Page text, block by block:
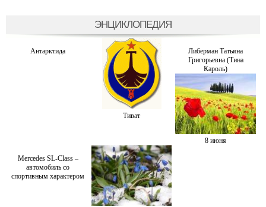
ЭНЦИКЛОПЕДИЯ
Антарктида
Тиват
Либерман Татьяна
Григорьевна (Тина
Кароль)
8 июня
Mercedes SL-Class –
автомобиль со
спортивным характером